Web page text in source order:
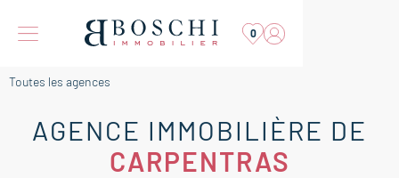
0
Toutes les agences
AGENCE IMMOBILIÈRE DE
CARPENTRAS